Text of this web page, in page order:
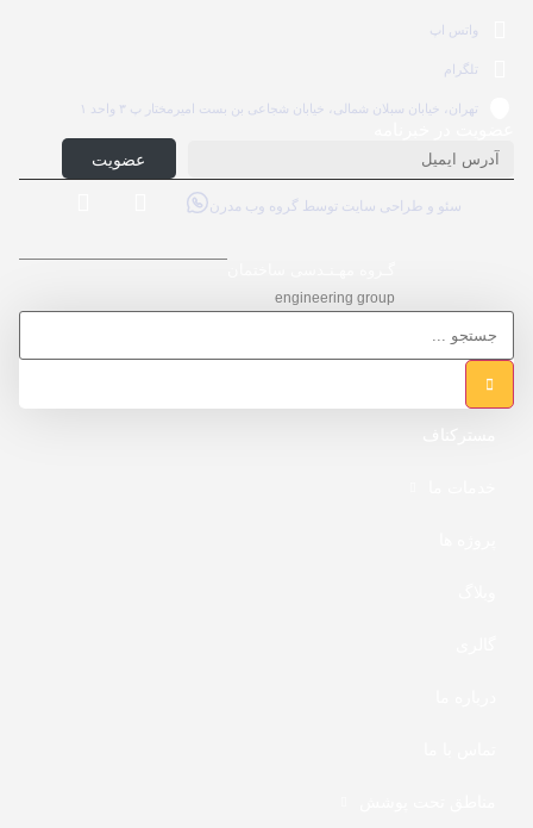
واتس اپ
تلگرام
تهران، خیابان سبلان شمالی، خیابان شجاعی بن بست امیرمختار پ ۳ واحد ۱
عضویت
سئو و طراحی سایت توسط گروه وب مدرن
engineering group